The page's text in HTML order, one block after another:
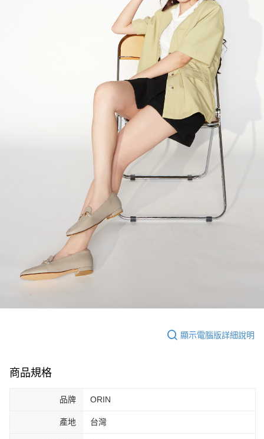
顯示電腦版詳細說明
商品規格
品牌 ORIN
產地 台灣